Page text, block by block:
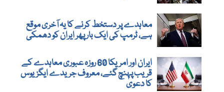
معاہدے پر دستخط کرنے کا یہ آخری موقع
ہے، ٹرمپ کی ایک بار پھر ایران کو دھمکی
ایران اور امریکا 60 روزہ عبوری معاہدے کے
قریب پہنچ گئے، معروف جریدے ایگزیوس
کا دعویٰ